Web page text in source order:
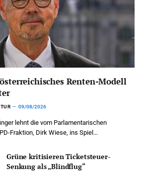
Renten-Modell
09/08/2026
lehnt die vom Parlamentarischen
Fraktion, Dirk Wiese, ins Spiel…
Grüne kritisieren Ticketsteuer-
Senkung als „Blindflug“